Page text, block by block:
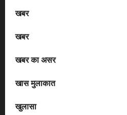
खबर
खबर
खबर का असर
खास मुलाकात
खुलासा